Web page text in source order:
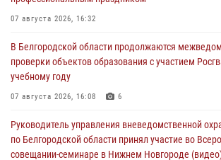
07 августа 2026, 16:32
В Белгородской области продолжаются
проверки объектов образования с участием
учебному году
07 августа 2026, 16:08 6
Руководитель управления вневедомственной
по Белгородской области принял участие во
совещании-семинаре в Нижнем Новгороде